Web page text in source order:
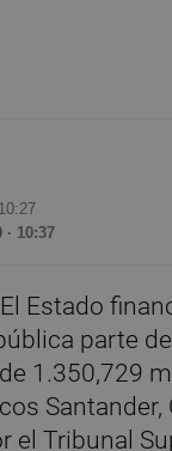
10:27
10:37
Estado
parte
1.350,729
Santander,
el Tribunal